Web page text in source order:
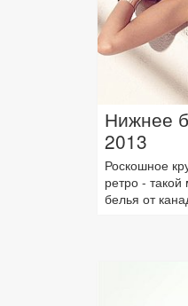
Нижнее
2013
Роскошное
ретро -
белья от